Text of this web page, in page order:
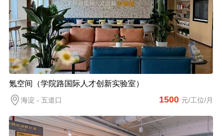
氪空间（学院路国际人才创新实验室）
海淀 - 五道口 1500 元/工位/月